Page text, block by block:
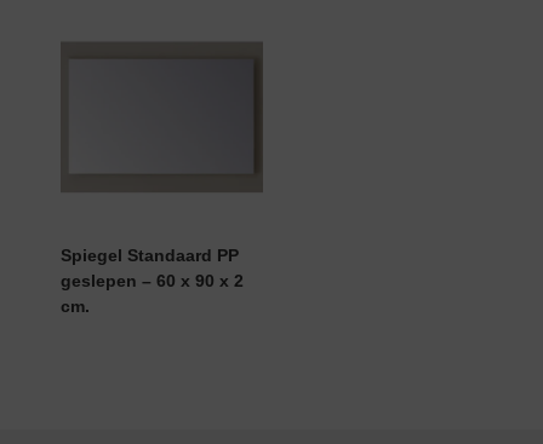
Spiegel Standaard PP
geslepen – 60 x 90 x 2
cm.